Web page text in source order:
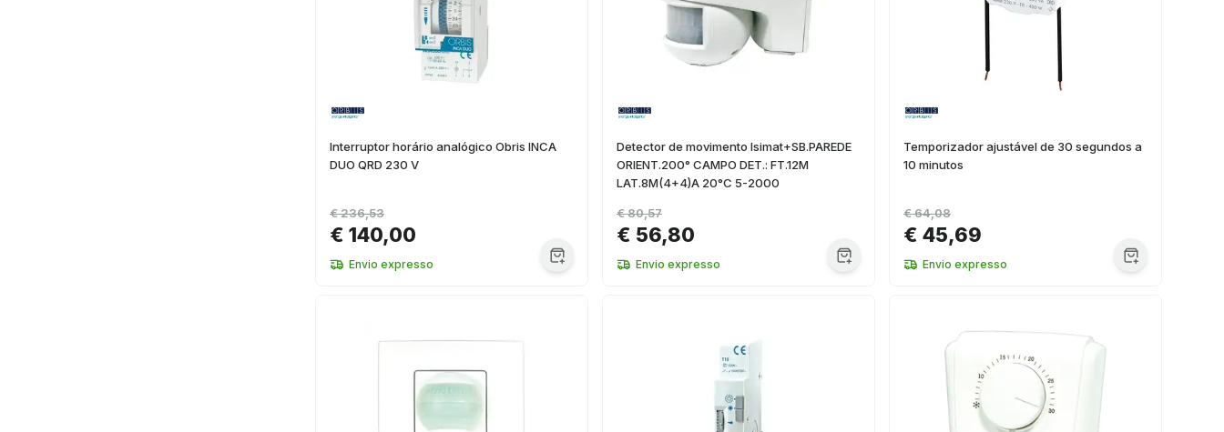
Interruptor horário analógico Obris INCA
DUO QRD 230 V
€ 140,00
€ 236,53
Envio expresso
Detector de movimento Isimat+SB.PAREDE
ORIENT.200° CAMPO DET.: FT.12M
LAT.8M(4+4)A 20°C 5-2000
€ 56,80
€ 80,57
Envio expresso
Temporizador ajustável de 30 segundos a
10 minutos
€ 45,69
€ 64,08
Envio expresso